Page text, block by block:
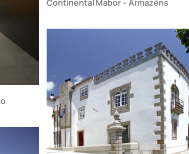
Continental Mabor – Armazéns